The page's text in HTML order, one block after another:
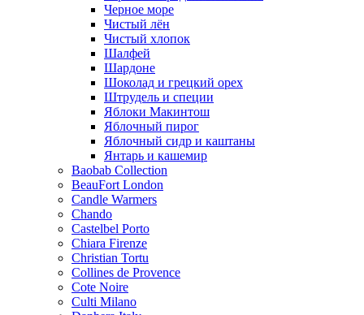
Черное море
Чистый лён
Чистый хлопок
Шалфей
Шардоне
Шоколад и грецкий орех
Штрудель и специи
Яблоки Макинтош
Яблочный пирог
Яблочный сидр и каштаны
Янтарь и кашемир
Baobab Collection
BeauFort London
Candle Warmers
Chando
Castelbel Porto
Chiara Firenze
Christian Tortu
Collines de Provence
Cote Noire
Culti Milano